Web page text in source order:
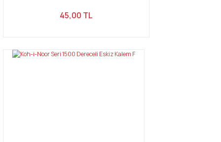
45,00 TL